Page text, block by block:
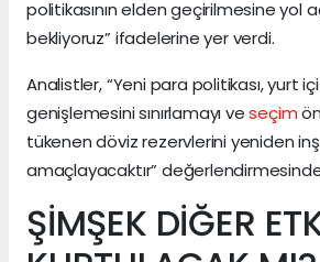
politikasının elden geçirilmesine yol
bekliyoruz” ifadelerine yer verdi.
Analistler, “Yeni para politikası, yurt
genişlemesini sınırlamayı veseçim
tükenen döviz rezervlerini yeniden
amaçlayacaktır”
ŞİMŞEK DİĞER